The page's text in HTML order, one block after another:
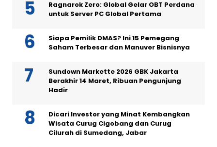
Ragnarok Zero: Global Gelar OBT Perdana
untuk Server PC Global Pertama
Siapa Pemilik DMAS? Ini 15 Pemegang
Saham Terbesar dan Manuver Bisnisnya
Sundown Markette 2026 GBK Jakarta
Berakhir 14 Maret, Ribuan Pengunjung
Hadir
Dicari Investor yang Minat Kembangkan
Wisata Curug Cigobang dan Curug
Cilurah di Sumedang, Jabar